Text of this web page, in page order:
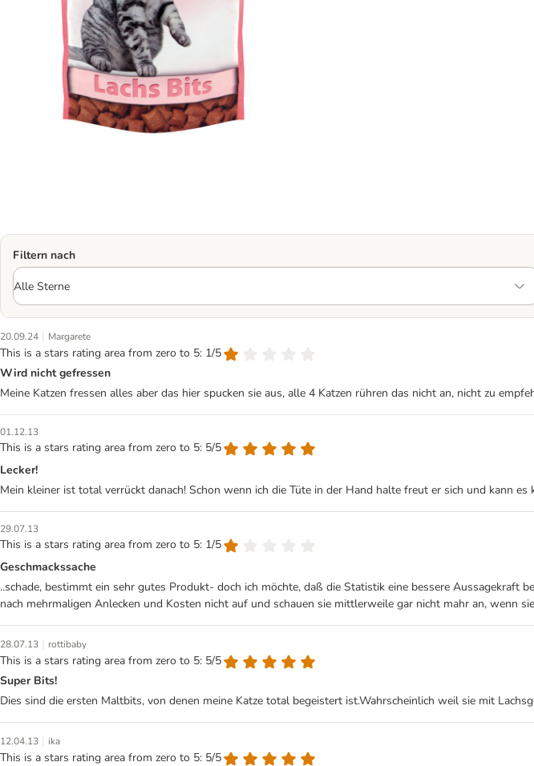
Filtern nach
20.09.24 | Margarete
This is a stars rating area from zero to 5: 1/5
Wird nicht gefressen
Meine Katzen fressen alles aber das hier spucken sie aus, alle 4 Katzen rühren das nicht an, nicht zu
01.12.13
This is a stars rating area from zero to 5: 5/5
Lecker!
Mein kleiner ist total verrückt danach! Schon wenn ich die Tüte in der Hand halte freut er sich und kann
29.07.13
This is a stars rating area from zero to 5: 1/5
Geschmackssache
..schade, bestimmt ein sehr gutes Produkt- doch ich möchte, daß die Statistik eine bessere
nach mehrmaligen Anlecken und Kosten nicht auf und schauen sie mittlerweile gar nicht mahr an, wenn
28.07.13 | rottibaby
This is a stars rating area from zero to 5: 5/5
Super Bits!
Dies sind die ersten Maltbits, von denen meine Katze total begeistert ist.Wahrscheinlich weil sie mit
12.04.13 | ika
This is a stars rating area from zero to 5: 5/5